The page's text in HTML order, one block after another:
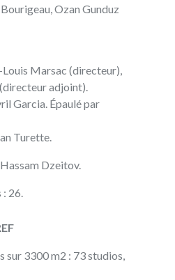
Ozan Gunduz
Marsac (directeur),
adjoint).
Garcia. Épaulé par
Turette.
Dzeitov.
: 26.
sur 3300 m2 : 73 studios,